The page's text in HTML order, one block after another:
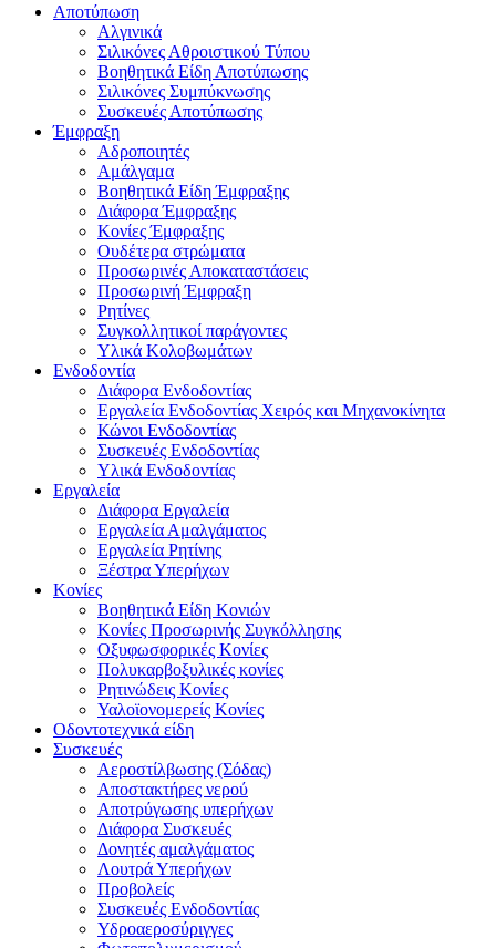
Αποτύπωση
Αλγινικά
Σιλικόνες Αθροιστικού Τύπου
Βοηθητικά Είδη Αποτύπωσης
Σιλικόνες Συμπύκνωσης
Συσκευές Αποτύπωσης
Έμφραξη
Αδροποιητές
Αμάλγαμα
Βοηθητικά Είδη Έμφραξης
Διάφορα Έμφραξης
Κονίες Έμφραξης
Ουδέτερα στρώματα
Προσωρινές Αποκαταστάσεις
Προσωρινή Έμφραξη
Ρητίνες
Συγκολλητικοί παράγοντες
Υλικά Κολοβωμάτων
Ενδοδοντία
Διάφορα Ενδοδοντίας
Εργαλεία Ενδοδοντίας Χειρός και Μηχανοκίνητα
Κώνοι Ενδοδοντίας
Συσκευές Ενδοδοντίας
Υλικά Ενδοδοντίας
Εργαλεία
Διάφορα Εργαλεία
Εργαλεία Αμαλγάματος
Εργαλεία Ρητίνης
Ξέστρα Υπερήχων
Κονίες
Βοηθητικά Είδη Κονιών
Κονίες Προσωρινής Συγκόλλησης
Οξυφωσφορικές Κονίες
Πολυκαρβοξυλικές κονίες
Ρητινώδεις Κονίες
Υαλοϊονομερείς Κονίες
Οδοντοτεχνικά είδη
Συσκευές
Αεροστίλβωσης (Σόδας)
Αποστακτήρες νερού
Αποτρύγωσης υπερήχων
Διάφορα Συσκευές
Δονητές αμαλγάματος
Λουτρά Υπερήχων
Προβολείς
Συσκευές Ενδοδοντίας
Υδροαεροσύριγγες